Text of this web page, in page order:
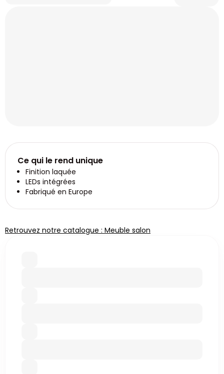
Ce qui le rend unique
Finition laquée
LEDs intégrées
Fabriqué en Europe
Retrouvez notre catalogue : Meuble salon